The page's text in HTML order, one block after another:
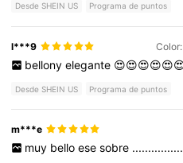
Desde SHEIN US Programa de puntos
l***9
bellony elegante
Desde SHEIN US Programa de puntos
m***e
muy bello ese sobre